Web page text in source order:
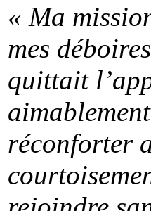
« Ma
mes
quittait
réconforter